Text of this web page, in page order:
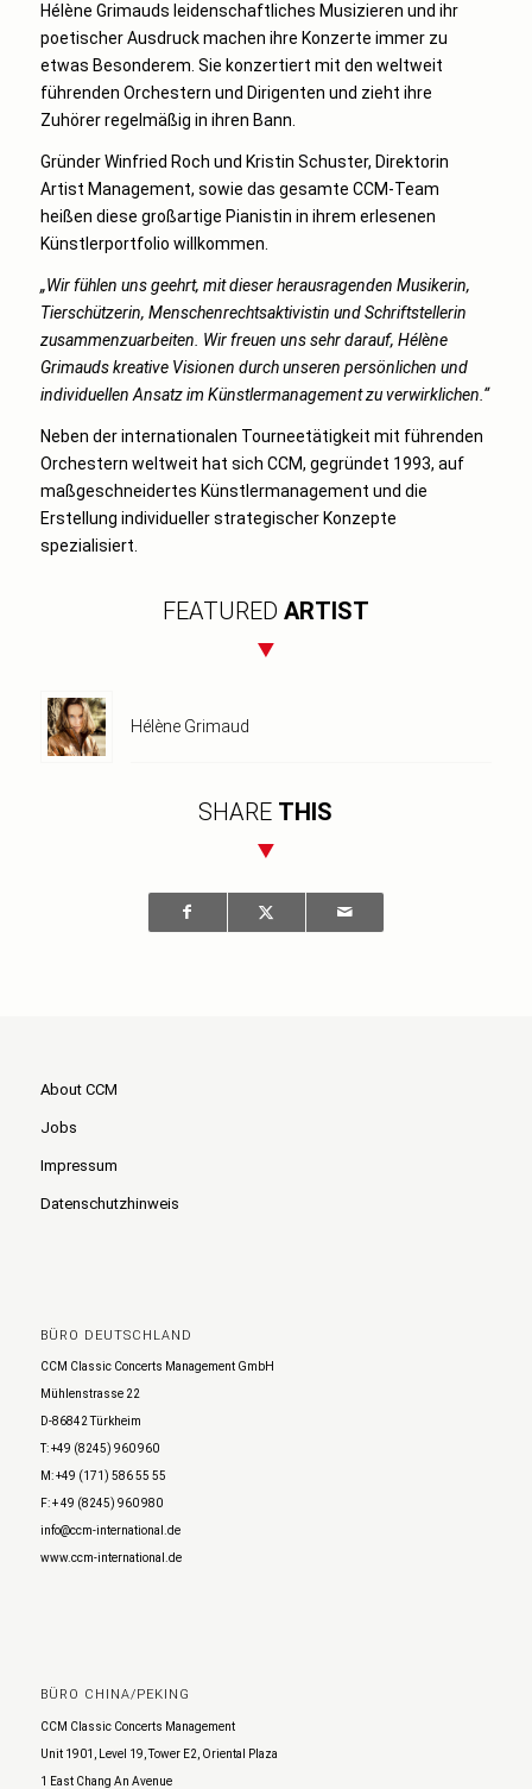
Hélène Grimauds leidenschaftliches Musizieren und ihr
poetischer Ausdruck machen ihre Konzerte immer zu
etwas Besonderem. Sie konzertiert mit den weltweit
führenden Orchestern und Dirigenten und zieht ihre
Zuhörer regelmäßig in ihren Bann.
Gründer Winfried Roch und Kristin Schuster, Direktorin
Artist Management, sowie das gesamte CCM-Team
heißen diese großartige Pianistin in ihrem erlesenen
Künstlerportfolio willkommen.
„Wir fühlen uns geehrt, mit dieser herausragenden Musikerin,
Tierschützerin, Menschenrechtsaktivistin und Schriftstellerin
zusammenzuarbeiten. Wir freuen uns sehr darauf, Hélène
Grimauds kreative Visionen durch unseren persönlichen und
individuellen Ansatz im Künstlermanagement zu verwirklichen.“
Neben der internationalen Tourneetätigkeit mit führenden
Orchestern weltweit hat sich CCM, gegründet 1993, auf
maßgeschneidertes Künstlermanagement und die
Erstellung individueller strategischer Konzepte
spezialisiert.
FEATURED ARTIST
Hélène Grimaud
SHARE THIS
About CCM
Jobs
Impressum
Datenschutzhinweis
BÜRO DEUTSCHLAND
CCM Classic Concerts Management GmbH
Mühlenstrasse 22
D-86842 Türkheim
T: +49 (8245) 960 960
M: +49 (171) 586 55 55
F: + 49 (8245) 960 980
info@ccm-international.de
www.ccm-international.de
BÜRO CHINA/PEKING
CCM Classic Concerts Management
Unit 1901, Level 19, Tower E2, Oriental Plaza
1 East Chang An Avenue